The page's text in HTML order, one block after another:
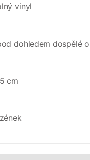
vinyl
dohledem dospělé
cm